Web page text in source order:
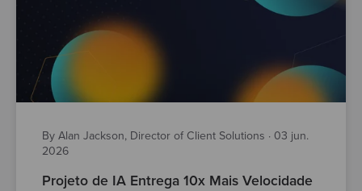
By Alan Jackson, Director of Client Solutions · 03 jun.
2026
Projeto de IA Entrega 10x Mais Velocidade